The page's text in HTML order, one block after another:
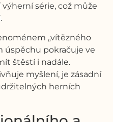
série, což může
„vítězného
úspěchu pokračuje ve
štěstí i nadále.
myšlení, je zásadní
herních